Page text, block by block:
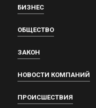
БИЗНЕС
ОБЩЕСТВО
ЗАКОН
НОВОСТИ КОМПАНИЙ
ПРОИСШЕСТВИЯ